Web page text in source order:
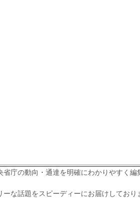
庁の動向・通達を明確にわかりやすく編
な話題をスピーディーにお届けしており